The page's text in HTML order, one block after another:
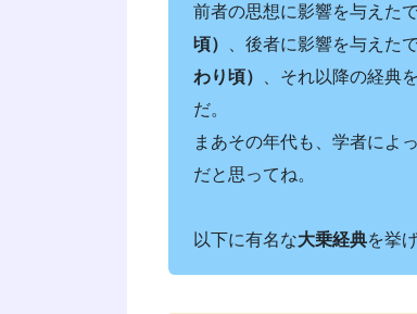
前者の思想に影響を与えた
頃）
、後者に影響を与えた
わり頃）
、それ以降の経典を
だ。
まあその年代も、学者によ
だと思ってね。
以下に有名な大乗経典を挙